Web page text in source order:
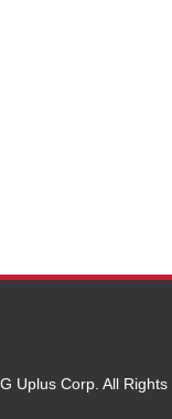
Uplus Corp. All Rights